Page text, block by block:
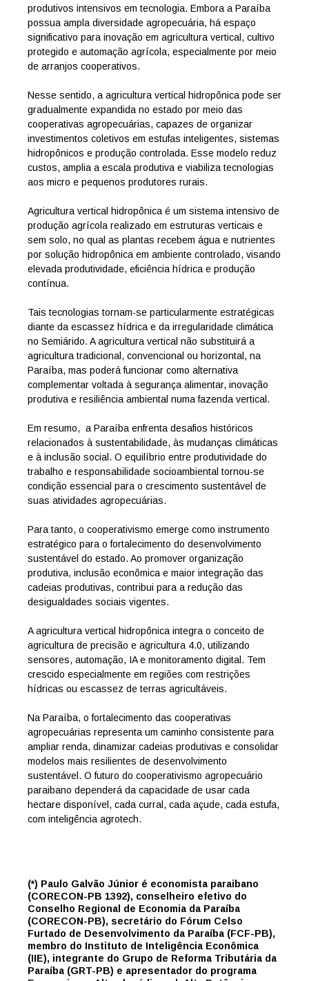
produtivos intensivos em tecnologia. Embora a Paraíba
possua ampla diversidade agropecuária, há espaço
significativo para inovação em agricultura vertical, cultivo
protegido e automação agrícola, especialmente por meio
de arranjos cooperativos.
Nesse sentido, a agricultura vertical hidropônica pode ser
gradualmente expandida no estado por meio das
cooperativas agropecuárias, capazes de organizar
investimentos coletivos em estufas inteligentes, sistemas
hidropônicos e produção controlada. Esse modelo reduz
custos, amplia a escala produtiva e viabiliza tecnologias
aos micro e pequenos produtores rurais.
Agricultura vertical hidropônica é um sistema intensivo de
produção agrícola realizado em estruturas verticais e
sem solo, no qual as plantas recebem água e nutrientes
por solução hidropônica em ambiente controlado, visando
elevada produtividade, eficiência hídrica e produção
contínua.
Tais tecnologias tornam-se particularmente estratégicas
diante da escassez hídrica e da irregularidade climática
no Semiárido. A agricultura vertical não substituirá a
agricultura tradicional, convencional ou horizontal, na
Paraíba, mas poderá funcionar como alternativa
complementar voltada à segurança alimentar, inovação
produtiva e resiliência ambiental numa fazenda vertical.
Em resumo, a Paraíba enfrenta desafios históricos
relacionados à sustentabilidade, às mudanças climáticas
e à inclusão social. O equilíbrio entre produtividade do
trabalho e responsabilidade socioambiental tornou-se
condição essencial para o crescimento sustentável de
suas atividades agropecuárias.
Para tanto, o cooperativismo emerge como instrumento
estratégico para o fortalecimento do desenvolvimento
sustentável do estado. Ao promover organização
produtiva, inclusão econômica e maior integração das
cadeias produtivas, contribui para a redução das
desigualdades sociais vigentes.
A agricultura vertical hidropônica integra o conceito de
agricultura de precisão e agricultura 4.0, utilizando
sensores, automação, IA e monitoramento digital. Tem
crescido especialmente em regiões com restrições
hídricas ou escassez de terras agricultáveis.
Na Paraíba, o fortalecimento das cooperativas
agropecuárias representa um caminho consistente para
ampliar renda, dinamizar cadeias produtivas e consolidar
modelos mais resilientes de desenvolvimento
sustentável. O futuro do cooperativismo agropecuário
paraibano dependerá da capacidade de usar cada
hectare disponível, cada curral, cada açude, cada estufa,
com inteligência agrotech.
(*) Paulo Galvão Júnior é economista paraibano
(CORECON-PB 1392), conselheiro efetivo do
Conselho Regional de Economia da Paraíba
(CORECON-PB), secretário do Fórum Celso
Furtado de Desenvolvimento da Paraíba (FCF-PB),
membro do Instituto de Inteligência Econômica
(IIE), integrante do Grupo de Reforma Tributária da
Paraíba (GRT-PB) e apresentador do programa